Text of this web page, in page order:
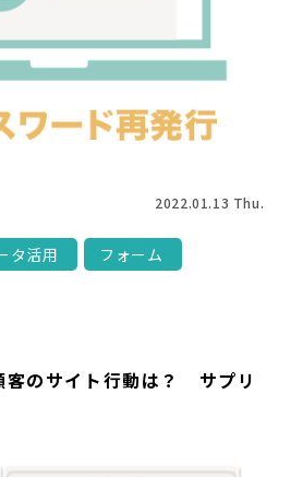
2022.01.13 Thu.
タ活用
フォーム
客のサイト行動は？ サプリ